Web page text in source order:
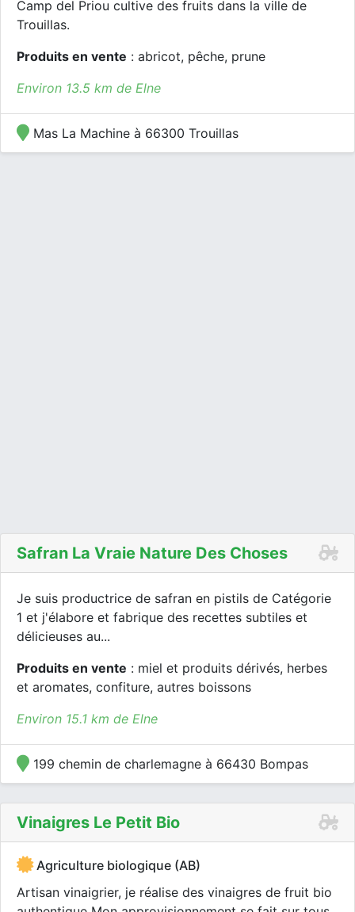
Camp del Priou cultive des fruits dans la ville de
Trouillas.
Produits en vente : abricot, pêche, prune
Environ 13.5 km de Elne
Mas La Machine à 66300 Trouillas
Safran La Vraie Nature Des Choses
Je suis productrice de safran en pistils de Catégorie
1 et j'élabore et fabrique des recettes subtiles et
délicieuses au...
Produits en vente : miel et produits dérivés, herbes
et aromates, confiture, autres boissons
Environ 15.1 km de Elne
199 chemin de charlemagne à 66430 Bompas
Vinaigres Le Petit Bio
Agriculture biologique (AB)
Artisan vinaigrier, je réalise des vinaigres de fruit bio